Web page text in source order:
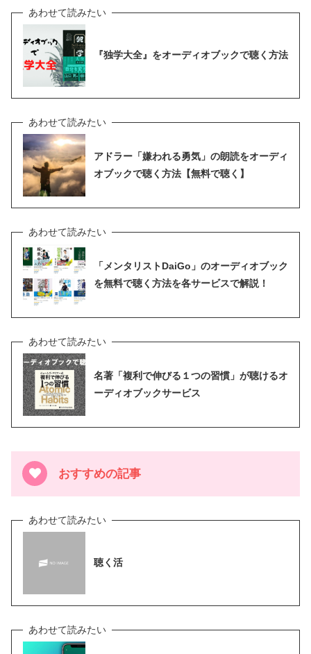
『独学大全』をオーディオブックで聴く方法
アドラー「嫌われる勇気」の朗読をオーディ
オブックで聴く方法【無料で聴く】
「メンタリストDaiGo」のオーディオブック
を無料で聴く方法を各サービスで解説！
名著「複利で伸びる１つの習慣」が聴けるオ
ーディオブックサービス
おすすめの記事
聴く活